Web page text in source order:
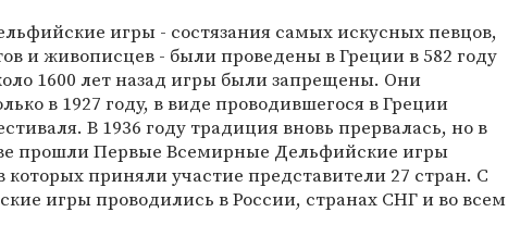
игры - состязания самых искусных певцов,
и живописцев - были проведены в Греции в 582 году
1600 лет назад игры были запрещены. Они
в 1927 году, в виде проводившегося в Греции
В 1936 году традиция вновь прервалась, но в
прошли Первые Всемирные Дельфийские игры
которых приняли участие представители 27 стран. С
игры проводились в России, странах СНГ и во всем